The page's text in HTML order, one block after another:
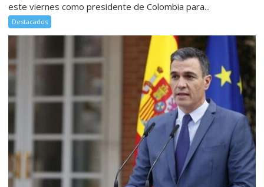
este viernes como presidente de Colombia para...
Destacados